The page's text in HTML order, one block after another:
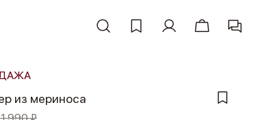
из мериноса